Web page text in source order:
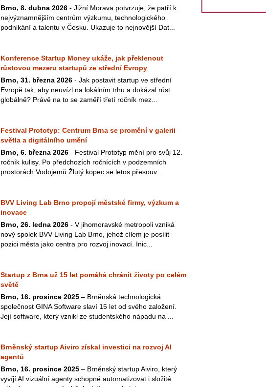
Brno, 8. dubna 2026 - Jižní Morava potvrzuje, že patří k
nejvýznamnějším centrům výzkumu, technologického
podnikání a talentu v Česku. Ukazuje to nejnovější Dat...
Konference Startup Money ukáže, jak překlenout
růstovou mezeru startupů ze střední Evropy
Brno, 31. března 2026 - Jak postavit startup ve střední
Evropě tak, aby neuvízl na lokálním trhu a dokázal růst
globálně? Právě na to se zaměří třetí ročník mez...
Festival Prototyp: Centrum Brna se promění v galerii
světla a digitálního umění
Brno, 6. března 2026 - Festival Prototyp mění pro svůj 12.
ročník kulisy. Po předchozích ročnících v podzemních
prostorách Vodojemů Žlutý kopec se letos přesouv...
BVV Living Lab Brno propojí městské firmy, výzkum a
inovace
Brno, 26. ledna 2026 - V jihomoravské metropoli vzniká
nový spolek BVV Living Lab Brno, jehož cílem je posílit
pozici města jako centra pro rozvoj inovací. Inic...
Startup z Brna už 15 let pomáhá chránit životy po celém
světě
Brno, 16. prosince 2025 – Brněnská technologická
společnost GINA Software slaví 15 let od svého založení.
Její software, který vznikl ze studentského nápadu na ...
Brněnský startup Aiviro získal investici na rozvoj AI
agentů
Brno, 16. prosince 2025 – Brněnský startup Aiviro, který
vyvíjí AI vizuální agenty schopné automatizovat i složité